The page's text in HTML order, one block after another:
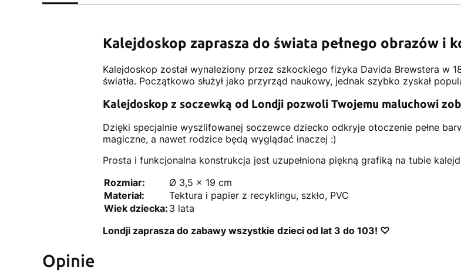
Kalejdoskop zaprasza do świata pełnego obrazów i
Kalejdoskop został wynaleziony przez szkockiego fizyka Davida Brewstera w
światła. Początkowo służył jako przyrząd naukowy, jednak szybko zyskał
Kalejdoskop z soczewką od Londji pozwoli Twojemu maluchowi
Dzięki specjalnie wyszlifowanej soczewce dziecko odkryje otoczenie pełne
magiczne, a nawet rodzice będą wyglądać inaczej :)
Prosta i funkcjonalna konstrukcja jest uzupełniona piękną grafiką na tubie
Rozmiar:
Ø 3,5 x 19 cm
Materiał:
Tektura i papier z recyklingu, szkło, PVC
Wiek dziecka: 3 lata
Londji zaprasza do zabawy wszystkie dzieci od lat 3 do 103! ♡
Opinie